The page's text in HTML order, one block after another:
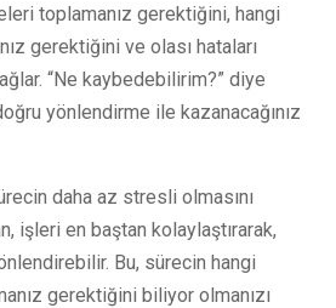
toplamanız gerektiğini, hangi
gerektiğini ve olası hataları
“Ne kaybedebilirim?” diye
yönlendirme ile kazanacağınız
daha az stresli olmasını
işleri en baştan kolaylaştırarak,
Bu, sürecin hangi
gerektiğini biliyor olmanızı